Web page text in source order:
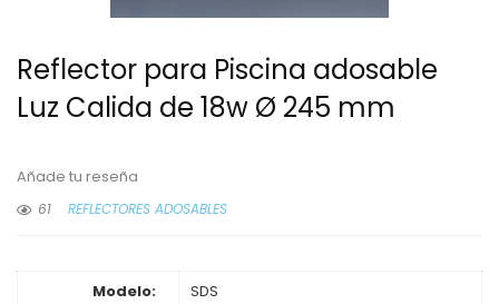
Reflector para Piscina adosable
Luz Calida de 18w Ø 245 mm
Añade tu reseña
61
REFLECTORES ADOSABLES
Modelo:
SDS